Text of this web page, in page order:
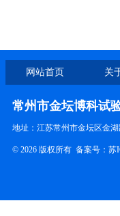
网站首页 关
联系我们
常州市金坛博科试
地址：江苏常州市金坛区金湖
© 2026 版权所有 备案号： 苏